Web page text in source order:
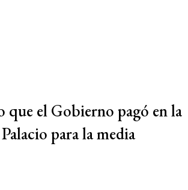
que el Gobierno pagó en la
para la media